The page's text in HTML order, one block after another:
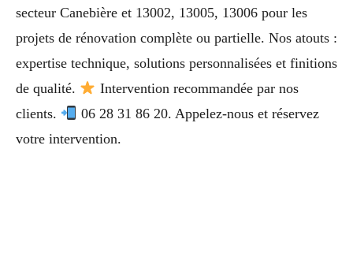
secteur Canebière et 13002, 13005, 13006 pour les
projets de rénovation complète ou partielle. Nos atouts :
expertise technique, solutions personnalisées et finitions
de qualité.
Intervention recommandée par nos
clients.
06 28 31 86 20. Appelez-nous et réservez
votre intervention.